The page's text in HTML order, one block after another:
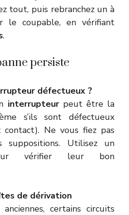
tout, puis rebranchez un à
le coupable, en vérifiant
.
persiste
défectueux ?
interrupteurpeut être la
s’ils sont défectueux
contact). Ne vous fiez pas
suppositions. Utilisez un
vérifier leur bon
de dérivation
certains circuits